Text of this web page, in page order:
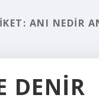
ANI NEDIR
DENIR